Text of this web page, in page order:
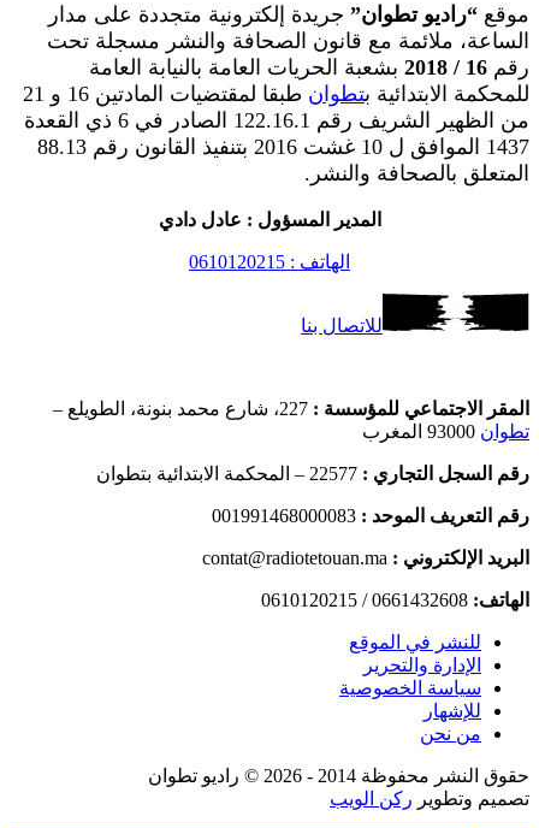
موقع “راديو تطوان” جريدة إلكترونية متجددة على مدار
الساعة، ملائمة مع قانون الصحافة والنشر مسجلة تحت
رقم 16 / 2018
بشعبة الحريات العامة بالنيابة العامة
للمحكمة الابتدائية بتطوان
طبقا لمقتضيات المادتين 16 و 21
من الظهير الشريف رقم 122.16.1 الصادر في 6 ذي القعدة
1437 الموافق ل 10 غشت 2016 بتنفيذ القانون رقم 88.13
المتعلق بالصحافة والنشر.
المدير المسؤول : عادل دادي
الهاتف : 0610120215
للاتصال بنا
المقر الاجتماعي للمؤسسة : 227، شارع محمد بنونة، الطويلع –
تطوان
رقم السجل التجاري : 22577 – المحكمة الابتدائية بتطوان
رقم التعريف الموحد : 001991468000083
البريد الإلكتروني : contat@radiotetouan.ma
الهاتف: 0661432608 / 0610120215
للنشر في الموقع
الإدارة والتحرير
سياسة الخصوصية
للإشهار
من نحن
حقوق النشر محفوظة 2014 - 2026 © راديو تطوان
تصميم وتطوير ركن الويب